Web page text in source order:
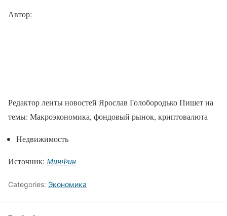
Автор:
Редактор ленты новостей Ярослав Голобородько Пишет на
темы: Макроэкономика, фондовый рынок, криптовалюта
Недвижимость
Источник: МинФин
Categories: Экономика